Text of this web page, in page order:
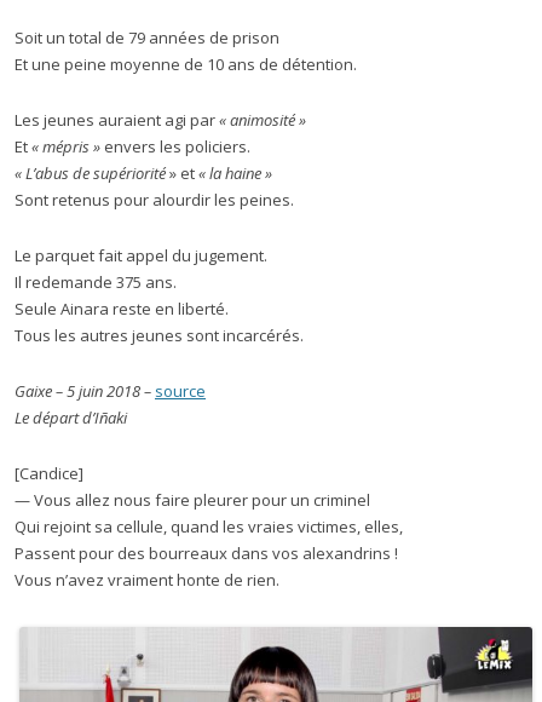
Soit un total de 79 années de prison
Et une peine moyenne de 10 ans de détention.
Les jeunes auraient agi par« animosité »
Et« mépris » envers les policiers.
«L’abus de supériorité» et« la haine »
Sont retenus pour alourdir les peines.
Le parquet fait appel du jugement.
Il redemande 375 ans.
Seule Ainara reste en liberté.
Tous les autres jeunes sont incarcérés.
Gaixe – 5 juin 2018 – source
Le départ d’Iñaki
[Candice]
— Vous allez nous faire pleurer pour un criminel
Qui rejoint sa cellule, quand les vraies victimes, elles,
Passent pour des bourreaux dans vos alexandrins !
Vous n’avez vraiment honte de rien.